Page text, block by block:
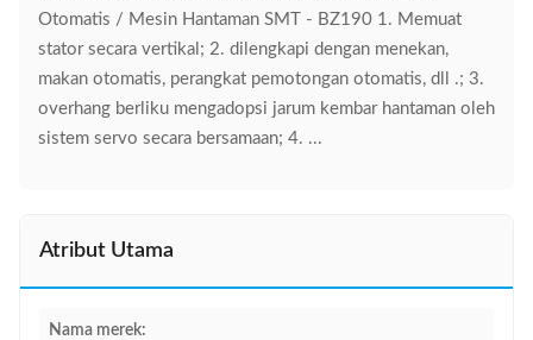
Otomatis / Mesin Hantaman SMT - BZ190 1. Memuat
stator secara vertikal; 2. dilengkapi dengan menekan,
makan otomatis, perangkat pemotongan otomatis, dll .; 3.
overhang berliku mengadopsi jarum kembar hantaman oleh
sistem servo secara bersamaan; 4. ...
Atribut Utama
Nama merek: